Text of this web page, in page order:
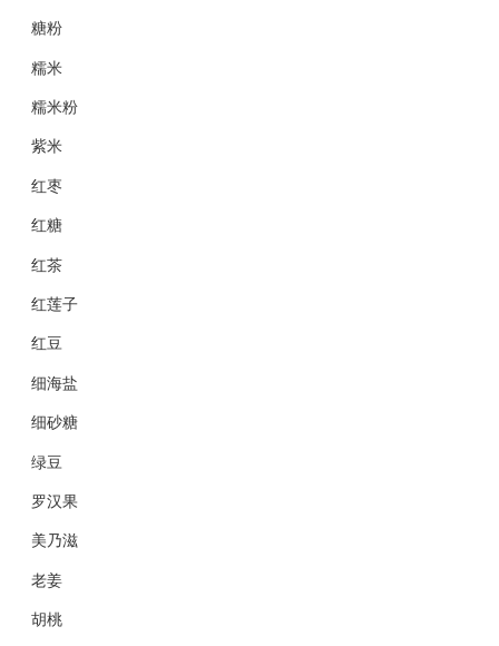
糖粉
糯米
糯米粉
紫米
红枣
红糖
红茶
红莲子
红豆
细海盐
细砂糖
绿豆
罗汉果
美乃滋
老姜
胡桃